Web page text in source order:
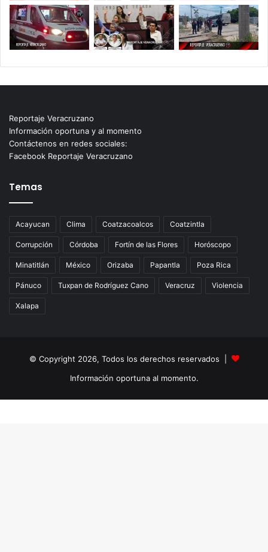
Reportaje Veracruzano
Información oportuna y al momento
Contáctenos en redes sociales:
Facebook Reportaje Veracruzano
Temas
Acayucan Clima Coatzacoalcos Coatzintla
Corrupción Córdoba Fortín de las Flores Horóscopo
Minatitlán México Orizaba Papantla Poza Rica
Pánuco Tuxpan de Rodríguez Cano Veracruz Violencia
Xalapa
© Copyright 2026, Todos los derechos reservados |
Información oportuna al momento.